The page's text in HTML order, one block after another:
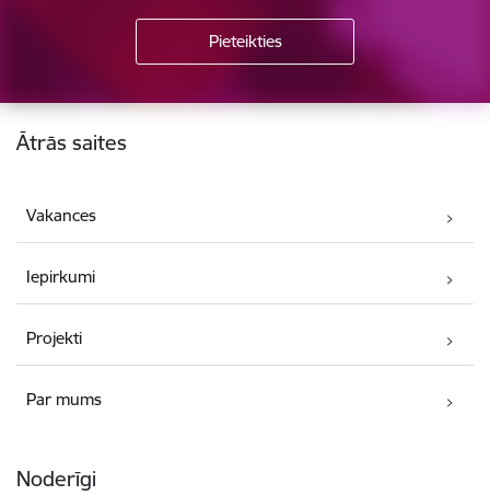
Kājene
Ātrās saites
Vakances
Iepirkumi
Projekti
Par mums
Noderīgi